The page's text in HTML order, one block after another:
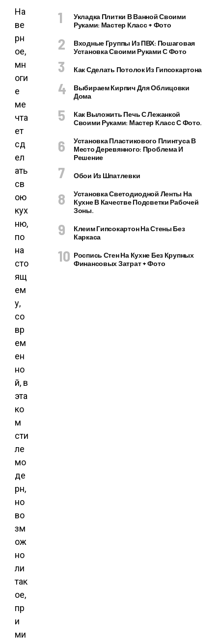
На
ве
рн
ое,
мн
оги
е
ме
чта
ет
сд
ел
ать
св
ою
кух
ню,
по
на
сто
ящ
ем
у,
со
вр
ем
ен
но
й, в
эта
ко
м
сти
ле
мо
де
рн,
но
во
зм
ож
но
ли
так
ое,
пр
и
ми
Укладка Плитки В Ванной Своими
Руками: Мастер Класс + Фото
Входные Группы Из ПВХ: Пошаговая
Установка Своими Руками С Фото
Как Сделать Потолок Из Гипсокартона
Выбираем Кирпич Для Облицовки
Дома
Как Выложить Печь С Лежанкой
Своими Руками: Мастер Класс С Фото.
Установка Пластикового Плинтуса В
Место Деревянного: Проблема И
Решение
Обои Из Шпатлевки
Установка Светодиодной Ленты На
Кухне В Качестве Подсветки Рабочей
Зоны.
Клеим Гипсокартон На Стены Без
Каркаса
Роспись Стен На Кухне Без Крупных
Финансовых Затрат + Фото